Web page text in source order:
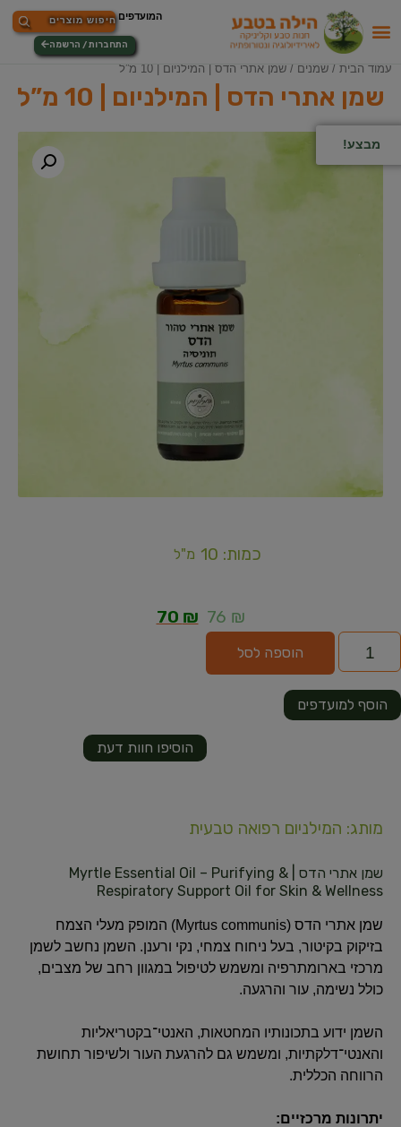
התחברות / הרשמה
עמוד הבית / שמנים / שמן אתרי הדס | המילניום | 10 מ”ל
שמן אתרי הדס | המילניום | 10 מ”ל
מבצע!
כמות: 10 מ"ל
76 ₪
70 ₪
הוספה לסל
הוסיפו חוות דעת
הוסף למועדפים
מותג: המילניום רפואה טבעית
שמן אתרי הדס | Myrtle Essential Oil – Purifying &
Respiratory Support Oil for Skin & Wellness
שמן אתרי הדס (Myrtus communis) המופק מעלי הצמח
בזיקוק בקיטור, בעל ניחוח צמחי, נקי ורענן. השמן נחשב לשמן
מרכזי בארומתרפיה ומשמש לטיפול במגוון רחב של מצבים,
כולל נשימה, עור והרגעה.
השמן ידוע בתכונותיו המחטאות, האנטי־בקטריאליות
והאנטי־דלקתיות, ומשמש גם להרגעת העור ולשיפור תחושת
הרווחה הכללית.
יתרונות מרכזיים: